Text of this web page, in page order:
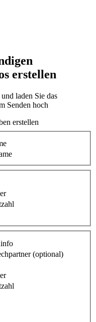
erstellen
laden Sie das
Senden hoch
erstellen
(optional)